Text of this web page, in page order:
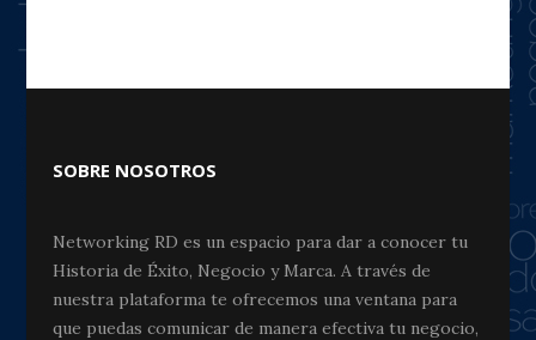
SOBRE NOSOTROS
Networking RD es un espacio para dar a conocer tu
Historia de Éxito, Negocio y Marca. A través de
nuestra plataforma te ofrecemos una ventana para
que puedas comunicar de manera efectiva tu negocio,